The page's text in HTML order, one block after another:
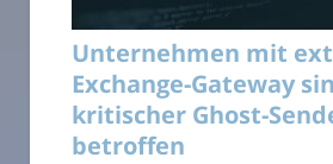
Unternehmen mit
Exchange-Gateway
kritischer Ghost-
betroffen